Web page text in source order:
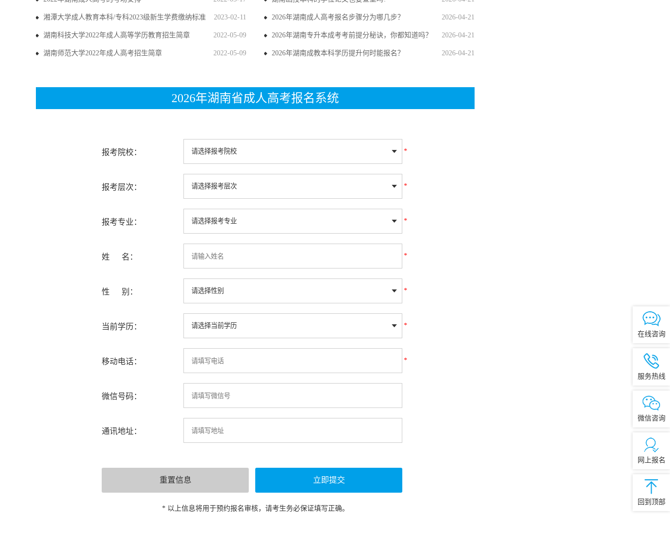
2023-02-11
湘潭大学成人教育本科/专科2023级新生学费缴纳标准
2022-05-09
湖南科技大学2022年成人高等学历教育招生简章
2022-05-09
湖南师范大学2022年成人高考招生简章
2026-04-21
2026年湖南成人高考报名步骤分为哪几步？
2026-04-21
2026年湖南专升本成考考前提分秘诀，你都知道吗？
2026-04-21
2026年湖南成教本科学历提升何时能报名？
2026年湖南省成人高考报名系统
报考院校： *
报考层次： *
报考专业： *
姓 名： *
性 别： *
当前学历： *
移动电话： *
微信号码：
通讯地址：
* 以上信息将用于预约报名审核，请考生务必保证填写正确。
在线咨询
服务热线
微信咨询
网上报名
回到顶部